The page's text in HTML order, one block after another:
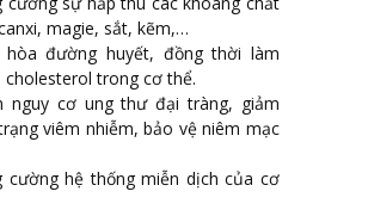
magie, sắt, kẽm,…
hòa đường huyết, đồng thời làm
cholesterol trong cơ thể.
nguy cơ ung thư đại tràng, giảm
viêm nhiễm, bảo vệ niêm mạc
cường hệ thống miễn dịch của cơ